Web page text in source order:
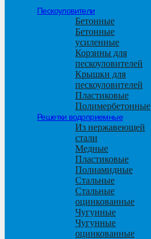
Пескоуловители
Бетонные
Бетонные
усиленные
Корзины для
пескоуловителей
Крышки для
пескоуловителей
Пластиковые
Полимербетонные
Решетки водоприемные
Из нержавеющей
стали
Медные
Пластиковые
Полиамидные
Стальные
Стальные
оцинкованные
Чугунные
Чугунные
оцинкованные